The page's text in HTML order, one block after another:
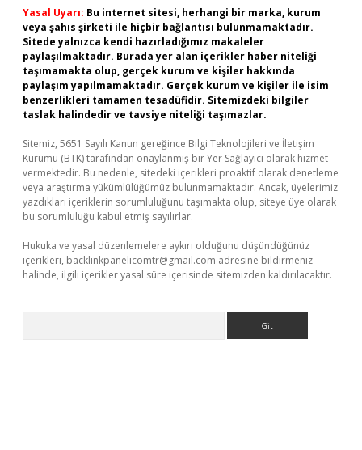
Yasal Uyarı: Bu internet sitesi, herhangi bir marka, kurum
veya şahıs şirketi ile hiçbir bağlantısı bulunmamaktadır.
Sitede yalnızca kendi hazırladığımız makaleler
paylaşılmaktadır. Burada yer alan içerikler haber niteliği
taşımamakta olup, gerçek kurum ve kişiler hakkında
paylaşım yapılmamaktadır. Gerçek kurum ve kişiler ile isim
benzerlikleri tamamen tesadüfidir. Sitemizdeki bilgiler
taslak halindedir ve tavsiye niteliği taşımazlar.
Sitemiz, 5651 Sayılı Kanun gereğince Bilgi Teknolojileri ve İletişim
Kurumu (BTK) tarafından onaylanmış bir Yer Sağlayıcı olarak hizmet
vermektedir. Bu nedenle, sitedeki içerikleri proaktif olarak denetleme
veya araştırma yükümlülüğümüz bulunmamaktadır. Ancak, üyelerimiz
yazdıkları içeriklerin sorumluluğunu taşımakta olup, siteye üye olarak
bu sorumluluğu kabul etmiş sayılırlar.
Hukuka ve yasal düzenlemelere aykırı olduğunu düşündüğünüz
içerikleri, backlinkpanelicomtr@gmail.com adresine bildirmeniz
halinde, ilgili içerikler yasal süre içerisinde sitemizden kaldırılacaktır.